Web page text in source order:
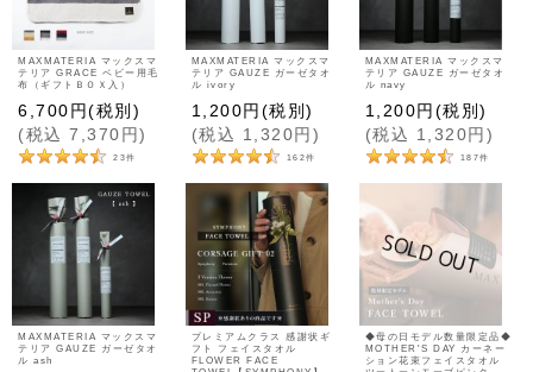
MAXMATERIA マックスマ
テリア GRACE ベビー用毛
布（ギフトＢＯＸ入）
6,700円(税別)
(税込 7,370 円)
23件
MAXMATERIA マックスマ
テリア GAUZE ガーゼタオ
ル ivory
1,200円 (税別)
(税込 1,320円 )
162件
MAXMATERIA マックスマ
テリア GAUZE ガーゼタオ
ル navy
1,200円 (税別)
(税込 1,320円 )
187件
MAXMATERIA マックスマ
テリア GAUZE ガーゼタオ
ル ash
プレミアムクラス 感謝状ギ
フト フェイスタオル
FLOWER FACE
◆母の日モデル数量限定品◆
MOTHER'S DAY カーネー
ション花束フェイスタオル